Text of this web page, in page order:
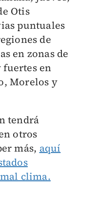
Otis
puntuales
de
en zonas de
en
Morelos y
tendrá
otros
más, aquí
clima.